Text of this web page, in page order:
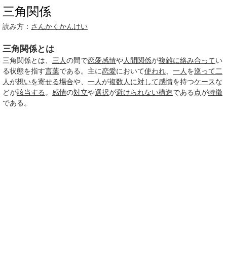
三角関係
読み方： さんかくかんけい
三角関係とは
三角関係とは、 三人の間で恋愛感情や人間関係が複雑に絡み合ってい
る状態を指す言葉である。主に恋愛において使われ 一人 を巡って二
人が想いを寄せる場合や、 一人が複数人 に対して感情を持つケースな
どが該当する 。 感情の対立や選択が避けられない構造である点が特徴
である。